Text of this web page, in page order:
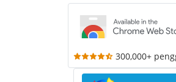
300,000+